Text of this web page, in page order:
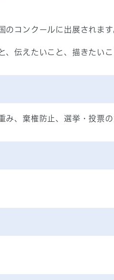
コンクールに出展されます
伝えたいこと、描きたいこ
み、棄権防止、選挙・投票